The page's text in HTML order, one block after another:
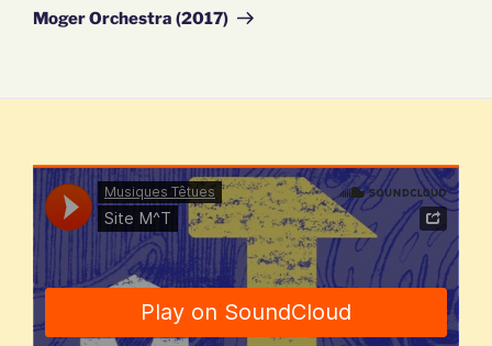
L’ARTICLE
suivant
Moger Orchestra (2017)